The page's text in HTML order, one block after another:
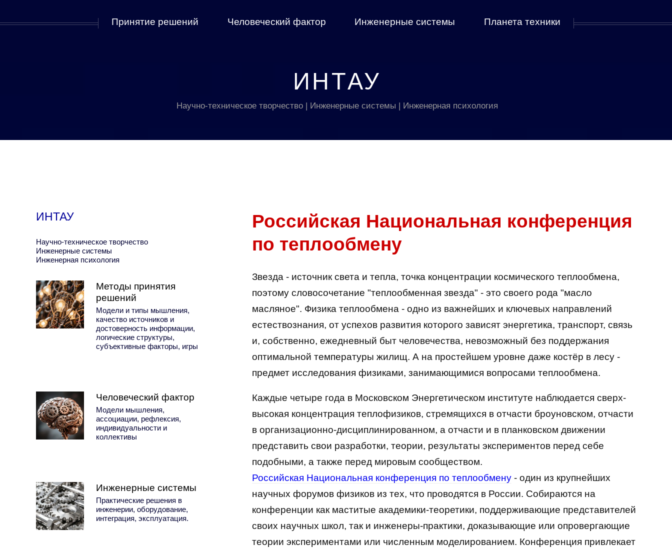
ИНТАУ
Научно-техническое творчество | Инженерные системы | Инженерная психология
Принятие решений Человеческий фактор Инженерные системы Планета техники
ИНТАУ
Научно-техническое творчество
Инженерные системы
Инженерная психология
Методы принятия
решений
Модели и типы мышления,
качество источников и
достоверность информации,
логические структуры,
субъективные факторы, игры
Человеческий фактор
Модели мышления,
ассоциации, рефлексия,
индивидуальности и
коллективы
Инженерные системы
Практические решения в
инженерии, оборудование,
интеграция, эксплуатация.
Российская Национальная конференция
по теплообмену
Звезда - источник света и тепла, точка концентрации космического теплообмена,
поэтому словосочетание "теплообменная звезда" - это своего рода "масло
масляное". Физика теплообмена - одно из важнейших и ключевых направлений
естествознания, от успехов развития которого зависят энергетика, транспорт, связь
и, собственно, ежедневный быт человечества, невозможный без поддержания
оптимальной температуры жилищ. А на простейшем уровне даже костёр в лесу -
предмет исследования физиками, занимающимися вопросами теплообмена.
Каждые четыре года в Московском Энергетическом институте наблюдается сверх-
высокая концентрация теплофизиков, стремящихся в отчасти броуновском, отчасти
в организационно-дисциплинированном, а отчасти и в планковском движении
представить свои разработки, теории, результаты экспериментов перед себе
подобными, а также перед мировым сообществом.
Российская Национальная конференция по теплообмену - один из крупнейших
научных форумов физиков из тех, что проводятся в России. Собираются на
конференции как маститые академики-теоретики, поддерживающие представителей
своих научных школ, так и инженеры-практики, доказывающие или опровергающие
теории экспериментами или численным моделированием. Конференция привлекает